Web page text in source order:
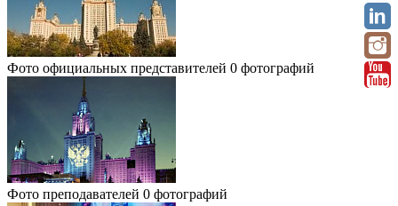
Фото официальных представителей 0 фотографий
Фото преподавателей 0 фотографий